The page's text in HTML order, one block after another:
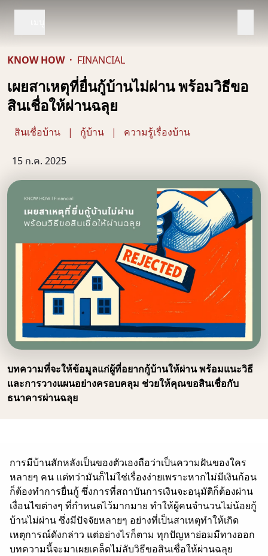
KNOW HOW · FINANCIAL
เผยสาเหตุที่ยื่นกู้บ้านไม่ผ่าน พร้อมวิธีขอ
สินเชื่อให้ผ่านฉลุย
สินเชื่อบ้าน | กู้บ้าน | ความรู้เรื่องบ้าน
15 ก.ค. 2025
บทความที่จะให้ข้อมูลแก่ผู้ที่อยากกู้บ้านให้ผ่าน พร้อมแนะวิธี
และการวางแผนอย่างครอบคลุม ช่วยให้คุณขอสินเชื่อกับ
ธนาคารผ่านฉลุย
การมีบ้านสักหลังเป็นของตัวเองถือว่าเป็นความฝันของใคร
หลายๆ คน แต่ทว่ามันก็ไม่ใช่เรื่องง่ายเพราะหากไม่มีเงินก้อน
ก็ต้องทำการยื่นกู้ ซึ่งการที่สถาบันการเงินจะอนุมัติก็ต้องผ่าน
เงื่อนไขต่างๆ ที่กำหนดไว้มากมาย ทำให้ผู้คนจำนวนไม่น้อยกู้
บ้านไม่ผ่าน ซึ่งมีปัจจัยหลายๆ อย่างที่เป็นสาเหตุทำให้เกิด
เหตุการณ์ดังกล่าว แต่อย่างไรก็ตาม ทุกปัญหาย่อมมีทางออก
บทความนี้จะมาเผยเคล็ดไม่ลับวิธีขอสินเชื่อให้ผ่านฉลุย